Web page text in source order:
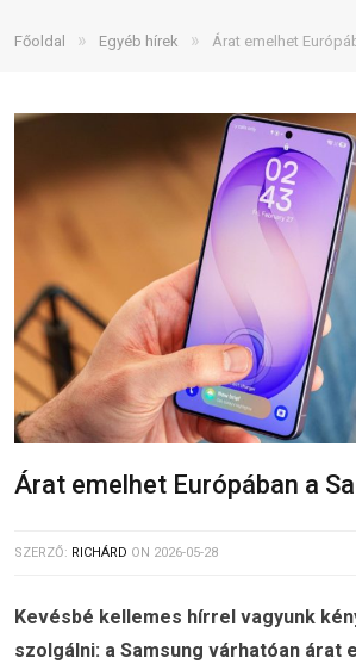
Főoldal » Egyéb hírek » Árat emelhet
Árat emelhet Európában a
SZERZŐ: RICHÁRD ON 2026-05-28
Kevésbé kellemes hírrel vagyunk
szolgálni: a Samsung várhatóan árat